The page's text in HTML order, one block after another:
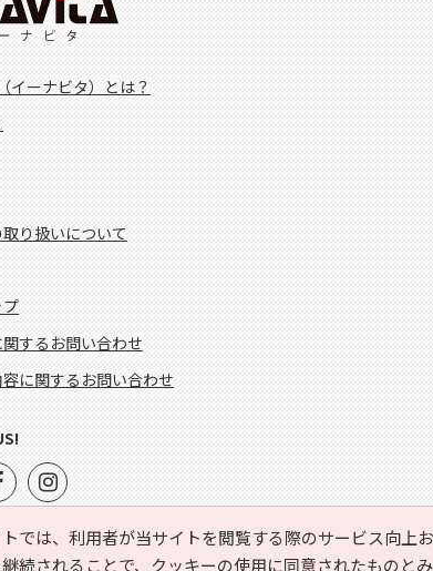
では、利用者が当サイトを閲覧する際のサービス向
続されることで、クッキーの使用に同意されたものと
イーナビタ）とは？
り扱いについて
するお問い合わせ
に関するお問い合わせ